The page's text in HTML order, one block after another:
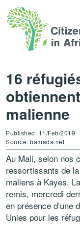
16
malienne
Published: 11/Feb/2019
Source: bamada.net
Au Mali, selon nos
ressortissants de
maliens à Kayes.
remis, mercredi
en présence d’une
Unies pour les